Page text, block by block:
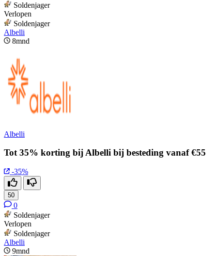
Soldenjager
Verlopen
Soldenjager
Albelli
8mnd
Albelli
Tot 35% korting bij Albelli bij besteding vanaf €55
-35%
50
0
Soldenjager
Verlopen
Soldenjager
Albelli
9mnd